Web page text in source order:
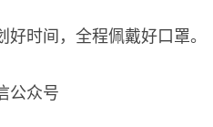
好时间，全程佩戴好口罩。
公众号